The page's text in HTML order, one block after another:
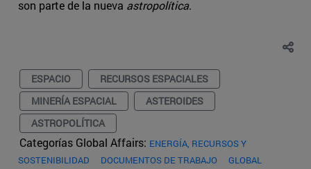
son parte de la nueva astropolítica.
ESPACIO
RECURSOS ESPACIALES
MINERÍA ESPACIAL
ASTEROIDES
ASTROPOLÍTICA
Categorías Global Affairs: ENERGÍA, RECURSOS Y
SOSTENIBILIDAD
DOCUMENTOS DE TRABAJO
GLOBAL